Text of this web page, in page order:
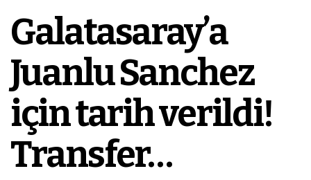
Galatasaray’a
Juanlu Sanchez
için tarih verildi!
Transfer…